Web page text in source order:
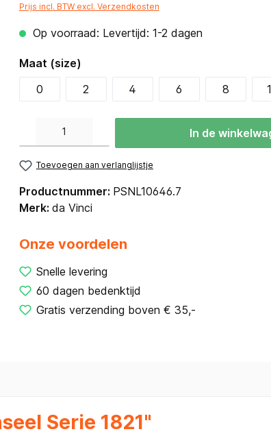
Prijs incl. BTW excl. Verzendkosten
Op voorraad: Levertijd: 1-2 dagen
Maat (size)
0
2 4 6 8
In de
Toevoegen aan verlanglijstje
Productnummer: PSNL10646.7
Merk: da Vinci
Onze voordelen
Snelle levering
60 dagen bedenktijd
Gratis verzending boven € 35,-
Serie 1821"